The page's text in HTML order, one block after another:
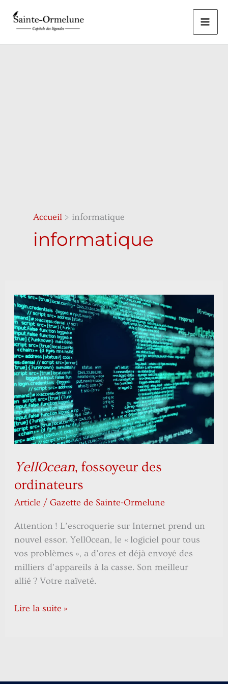
Accueil informatique
informatique
Yell0cean, fossoyeur des
ordinateurs
Article /Gazette de Sainte-Ormelune
Attention ! L’escroquerie sur Internet prend un
nouvel essor. Yell0cean, le « logiciel pour tous
vos problèmes », a d’ores et déjà envoyé des
milliers d’appareils à la casse. Son meilleur
allié ? Votre naïveté.
Yell0cean,
fossoyeur
des
ordinateurs
Lire la suite »